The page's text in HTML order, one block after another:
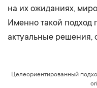
на их ожиданиях,
Именно такой подход
актуальные решения,
Целеориентированный